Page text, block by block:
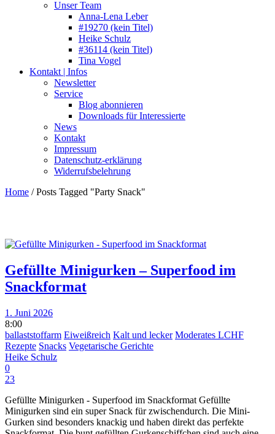
Unser Team
Anna-Lena Leber
#19270 (kein Titel)
Heike Schulz
#36114 (kein Titel)
Tina Vogel
Kontakt | Infos
Newsletter
Service
Blog abonnieren
Downloads für Interessierte
News
Kontakt
Impressum
Datenschutz-erklärung
Widerrufsbelehrung
Home /Posts Tagged "Party Snack"
Gefüllte Minigurken – Superfood im
Snackformat
1. Juni 2026
8:00
ballaststoffarm Eiweißreich Kalt und lecker Moderates LCHF
Rezepte Snacks Vegetarische Gerichte
Heike Schulz
0
23
Gefüllte Minigurken - Superfood im Snackformat Gefüllte
Minigurken sind ein super Snack für zwischendurch. Die Mini-
Gurken sind besonders knackig und haben direkt das perfekte